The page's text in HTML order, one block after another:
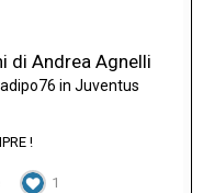
di Andrea Agnelli
in Juventus
!
1